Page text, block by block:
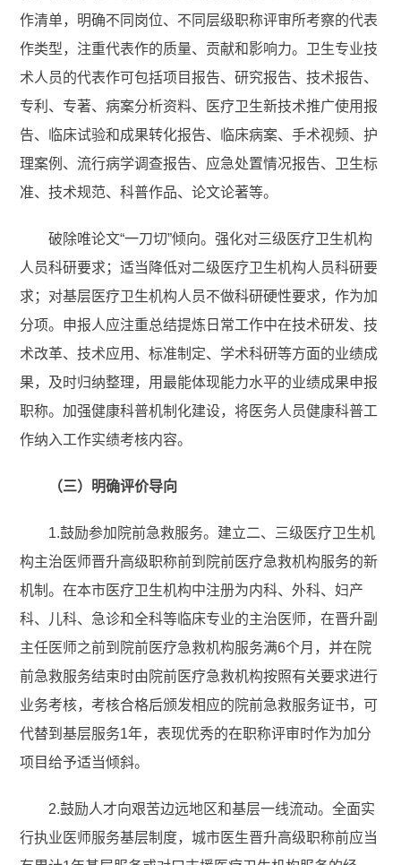
作清单，明确不同岗位、不同层级职称评审所考察的代表
作类型，注重代表作的质量、贡献和影响力。卫生专业技
术人员的代表作可包括项目报告、研究报告、技术报告、
专利、专著、病案分析资料、医疗卫生新技术推广使用报
告、临床试验和成果转化报告、临床病案、手术视频、护
理案例、流行病学调查报告、应急处置情况报告、卫生标
准、技术规范、科普作品、论文论著等。
破除唯论文“一刀切”倾向。强化对三级医疗卫生机构
人员科研要求；适当降低对二级医疗卫生机构人员科研要
求；对基层医疗卫生机构人员不做科研硬性要求，作为加
分项。申报人应注重总结提炼日常工作中在技术研发、技
术改革、技术应用、标准制定、学术科研等方面的业绩成
果，及时归纳整理，用最能体现能力水平的业绩成果申报
职称。加强健康科普机制化建设，将医务人员健康科普工
作纳入工作实绩考核内容。
（三）明确评价导向
1.鼓励参加院前急救服务。建立二、三级医疗卫生机
构主治医师晋升高级职称前到院前医疗急救机构服务的新
机制。在本市医疗卫生机构中注册为内科、外科、妇产
科、儿科、急诊和全科等临床专业的主治医师，在晋升副
主任医师之前到院前医疗急救机构服务满6个月，并在院
前急救服务结束时由院前医疗急救机构按照有关要求进行
业务考核，考核合格后颁发相应的院前急救服务证书，可
代替到基层服务1年，表现优秀的在职称评审时作为加分
项目给予适当倾斜。
2.鼓励人才向艰苦边远地区和基层一线流动。全面实
行执业医师服务基层制度，城市医生晋升高级职称前应当